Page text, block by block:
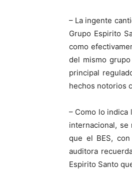
– La ingente
Grupo Espirito
como
del mismo
principal
hechos notorios
– Como lo indica
internacional,
que el BES,
auditora
Espirito Santo